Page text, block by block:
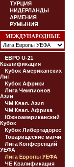
ТУРЦИЯ
НИДЕРЛАНДЫ
АРМЕНИЯ
РУМЫНИЯ
МЕЖДУНАРОДНЫЕ
ЕВРО U-21
Квалификация
Кубок Американских
Лиг
Кубок Африки
Лига Чемпионов
Азии
ЧМ Квал. Азия
ЧМ Квал. Африка
Южноамериканский
Кубок
Кубок Либертадорес
Товарищеские матчи
Лига Конференций
УЕФА
Лига Европы УЕФА
ЧЕ Квалификация